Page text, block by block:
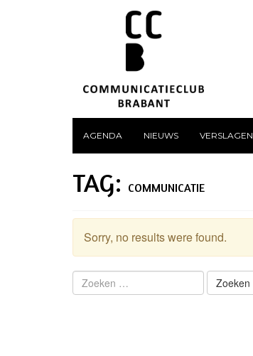
AGENDA NIEUWS VERSLAGEN
TAG: COMMUNICATIE
Sorry, no results were found.
Zoeken
naar: